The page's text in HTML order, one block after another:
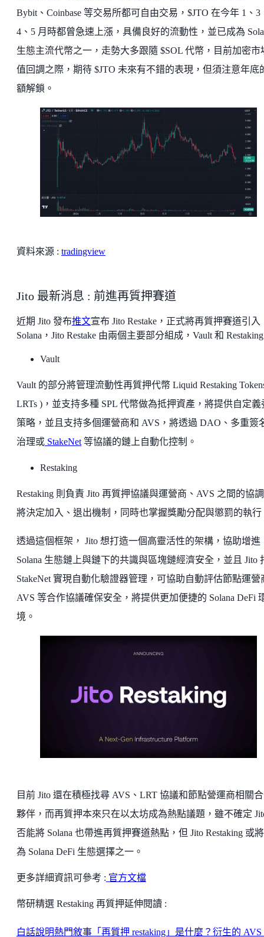
Bybit、Coinbase 等交易所都可自由交易，$JTO 在今年 1、3
4、5 月時都曾急速上漲，具備良好的流動性，並已成為
生態主流代幣之一，走勢大多跟隨 $SOL 代幣，目前加密市
值回調之際，期待 $JTO 未來有不錯的表現，但須注意年底
額解鎖。
資料來源 : tradingview
Jito 最新消息 : 前進再質押賽道
近期 Jito 發布推文宣布 Jito Restake，正式將再質押賽道引入
Solana，Jito Restake 由兩個主要部分組成，Vault 和
Vault
Vault 的部分將管理流動性再質押代幣 Liquid Restaking
LRTs )，並支持多種 SPL 代幣做為抵押資產，將提供自定義
策略，並且支持多個運營商和 AVS，將透過 DAO、多重簽
治理或 StakeNet 等協議的鏈上自動化控制。
Restaking
Restaking 則負責 Jito 再質押協議與運營商、AVS 之間的協
將決定加入、退出機制，同時也掌握獎勵分配與懲罰的執行
透過這個框架， Jito 想打造一個高靈活性的架構，協助增進
Solana 生態鏈上與鏈下的共識與區塊鏈經濟安全，並且 Jito
StakeNet 實現自動化驗證器管理，可協助自動評估節點運營
AVS 等合作協議確保安全，將提供更加便捷的 Solana DeFi
境。
目前 Jito 還在積極找尋 AVS、LRT 協議和節點營運商相關
夥伴，而再質押本來只在以太坊成為熱點議題，雖不確定
否能將 Solana 也帶進再質押賽道熱點，但 Jito Restaking 或
為 Solana DeFi 生態選擇之一。
更多詳細資訊可參考 : 官方文檔
幣研精選 Restaking 再質押延伸閱讀 :
白話說明熱門敘事「再質押 restaking」是什麼？衍生的 AVS